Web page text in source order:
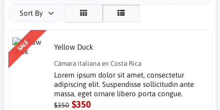
Sort By
SALE Yellow Duck
Cámara italiana en Costa Rica
Lorem ipsum dolor sit amet, consectetur
adipiscing elit. Suspendisse sollicitudin ante
massa, eget ornare libero porta congue.
$350 $350